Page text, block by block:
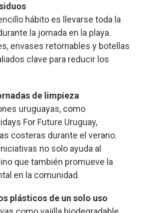
hábito es llevarse toda la
la jornada en la playa.
envases retornables y botellas
clave para reducir los
de limpieza
uruguayas, como
For Future Uruguay,
costeras durante el verano.
no solo ayuda al
que también promueve la
en la comunidad.
plásticos de un solo uso